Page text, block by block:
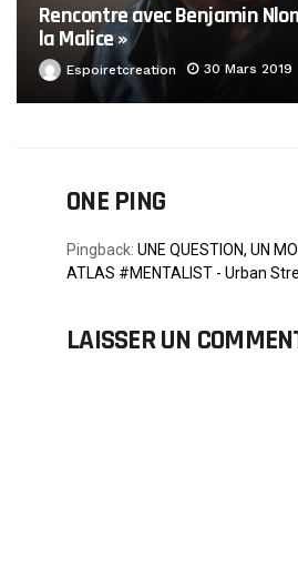
Rencontre avec Benjamin
la Malice »
Espoiretcreation 30 Mars 2019
ONE PING
Pingback: UNE QUESTION, UN
ATLAS #MENTALIST - Urban
LAISSER UN